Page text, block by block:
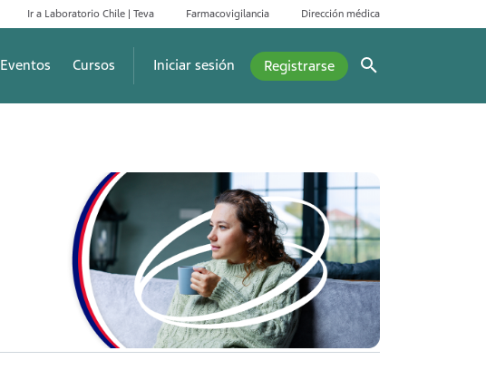
Ir a Laboratorio Chile | Teva Farmacovigilancia Dirección médica
Eventos Cursos Iniciar sesión Registrarse